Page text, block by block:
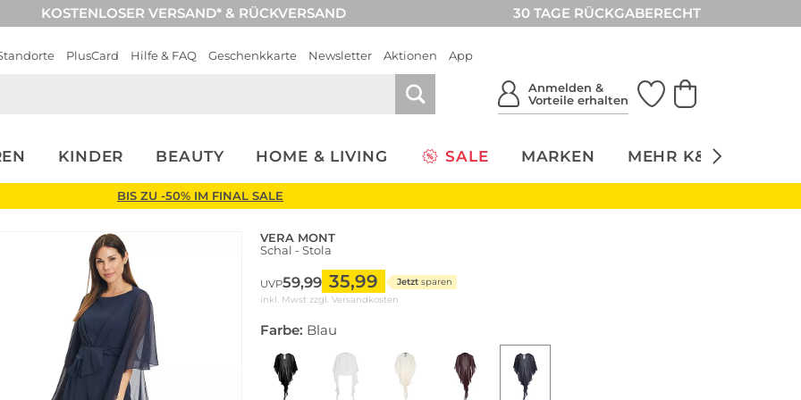
KOSTENLOSER VERSAND* & RÜCKVERSAND 30 TAGE RÜCKGABERECHT
PlusCard Hilfe & FAQ Geschenkkarte Newsletter Aktionen App
Anmelden &
Vorteile erhalten
KINDER BEAUTY HOME & LIVING SALE MARKEN MEHR K&Ö
BIS ZU -50% IM FINAL SALE
VERA MONT
Schal - Stola
UVP59,99 35,99 Jetzt sparen
inkl. Mwst zzgl. Versandkosten
Farbe: Blau